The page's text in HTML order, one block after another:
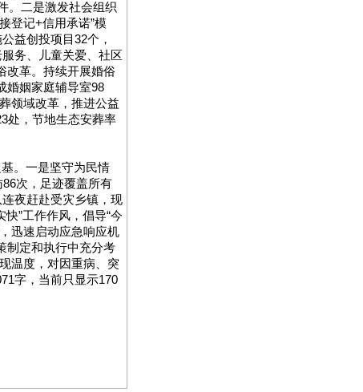
。二是激发社会组织
登记+信用承诺”模
益创投项目32个，
务、儿童关爱、社区
改革。持续开展婚俗
婚姻家庭辅导室98
领域改革，推进公益
处，节地生态安葬率
。一是坚守为民情
次，足迹覆盖所有
夜赶赴受灾乡镇，现
”工作作风，倡导“今
迅速启动应急响应机
制定和执行中充分考
温度，对因重病、突
字，当前只显示170